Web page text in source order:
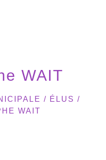
WAIT
/ ÉLUS /
WAIT